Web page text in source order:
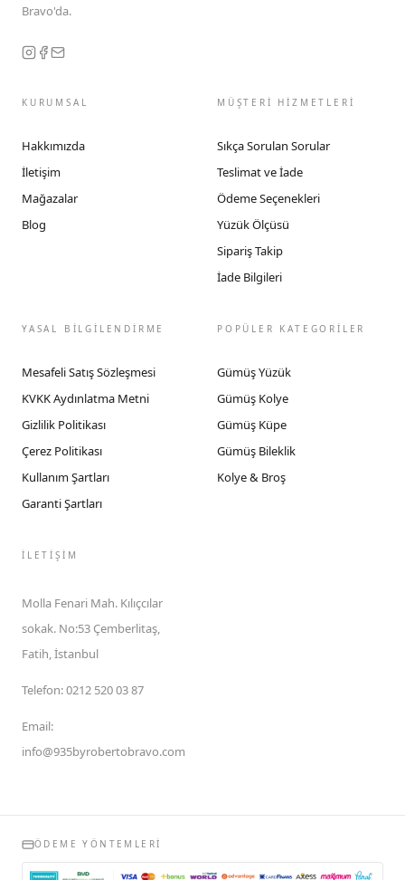
Bravo'da.
KURUMSAL
Hakkımızda
İletişim
Mağazalar
Blog
MÜŞTERİ HİZMETLERİ
Sıkça Sorulan Sorular
Teslimat ve İade
Ödeme Seçenekleri
Yüzük Ölçüsü
Sipariş Takip
İade Bilgileri
YASAL BİLGİLENDİRME
Mesafeli Satış Sözleşmesi
KVKK Aydınlatma Metni
Gizlilik Politikası
Çerez Politikası
Kullanım Şartları
Garanti Şartları
POPÜLER KATEGORİLER
Gümüş Yüzük
Gümüş Kolye
Gümüş Küpe
Gümüş Bileklik
Kolye & Broş
İLETIŞIM
Molla Fenari Mah. Kılıçcılar
sokak. No:53 Çemberlitaş,
Fatih, İstanbul
Telefon:0212 520 03 87
Email:
info@935byrobertobravo.com
ÖDEME YÖNTEMLERI